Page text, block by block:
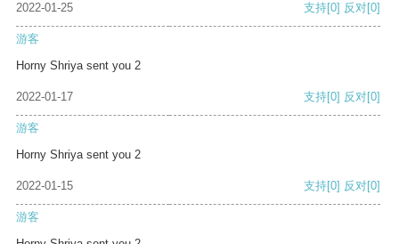
2022-01-25 支持[0] 反对[0]
游客
Horny Shriya sent you 2
2022-01-17 支持[0] 反对[0]
游客
Horny Shriya sent you 2
2022-01-15 支持[0] 反对[0]
游客